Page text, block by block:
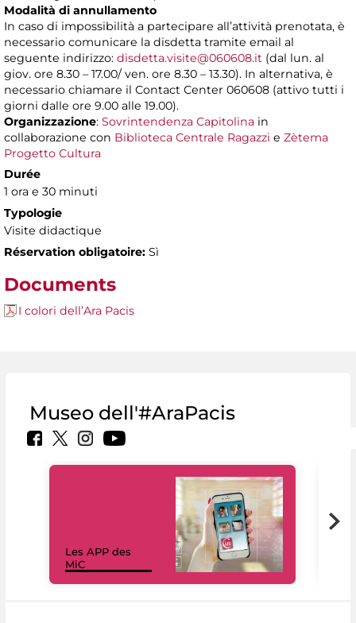
Modalità di annullamento
In caso di impossibilità a partecipare all’attività prenotata, è
necessario comunicare la disdetta tramite email al
seguente indirizzo: disdetta.visite@060608.it (dal lun. al
giov. ore 8.30 – 17.00/ ven. ore 8.30 – 13.30). In alternativa, è
necessario chiamare il Contact Center 060608 (attivo tutti i
giorni dalle ore 9.00 alle 19.00).
Organizzazione: Sovrintendenza Capitolina in
collaborazione con Biblioteca Centrale Ragazzi e Zètema
Progetto Cultura
Durée
1 ora e 30 minuti
Typologie
Visite didactique
Réservation obligatoire: Sì
Documents
I colori dell’Ara Pacis
Museo dell'#AraPacis
Les APP des
MiC